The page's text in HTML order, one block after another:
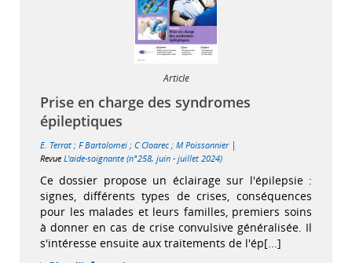
Article
Prise en charge des syndromes
épileptiques
E. Terrat ; F Bartolomei ; C Cloarec ; M Poissonnier |
Revue L'aide-soignante (n°258, juin - juillet 2024)
Ce dossier propose un éclairage sur l'épilepsie :
signes, différents types de crises, conséquences
pour les malades et leurs familles, premiers soins
à donner en cas de crise convulsive généralisée. Il
s'intéresse ensuite aux traitements de l'ép[...]